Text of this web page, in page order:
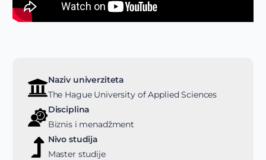
Naziv univerziteta
The Hague University of Applied Sciences
Disciplina
Biznis i menadžment
Nivo studija
Master studije